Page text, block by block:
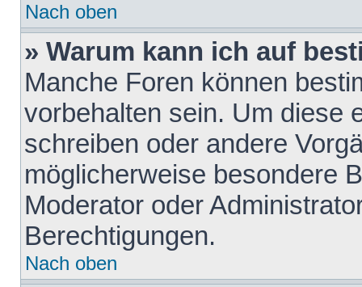
Nach oben
» Warum kann ich auf
Manche Foren können
vorbehalten sein. Um diese
schreiben oder andere
möglicherweise besondere
Moderator oder
Berechtigungen.
Nach oben